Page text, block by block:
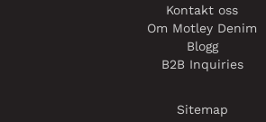
Kontakt oss
Om Motley Denim
Blogg
B2B Inquiries
Sitemap